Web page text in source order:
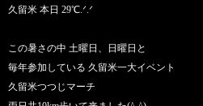
久留米 本日 29℃.ᐟ.ᐟ
この暑さの中 土曜日、日曜日と
毎年参加している 久留米一大イベント
久留米つつじマーチ